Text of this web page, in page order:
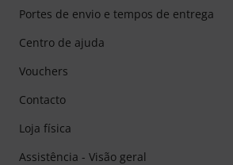
Portes de envio e tempos de entrega
Centro de ajuda
Vouchers
Contacto
Loja física
Assistência - Visão geral